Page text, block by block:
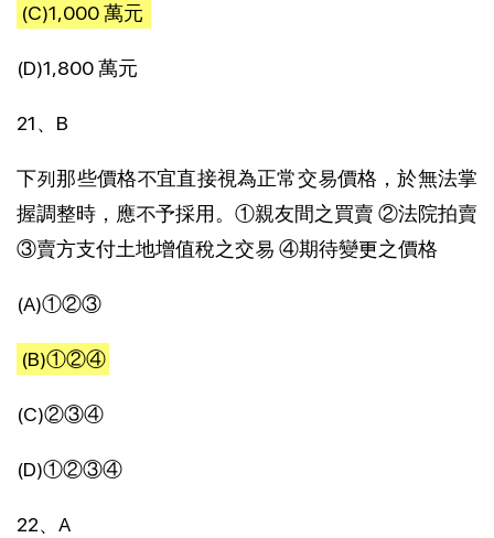
(C)1,000 萬元
(D)1,800 萬元
21、B
下列那些價格不宜直接視為正常交易價格，於無法掌
握調整時，應不予採用。①親友間之買賣 ②法院拍賣
③賣方支付土地增值稅之交易 ④期待變更之價格
(A)①②③
(B)①②④
(C)②③④
(D)①②③④
22、A